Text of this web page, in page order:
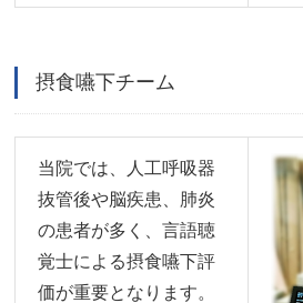
摂食嚥下チーム
当院では、人工呼吸器
抜管後や脳疾患、肺炎
の患者が多く、言語聴
覚士による摂食嚥下評
価が重要となります。